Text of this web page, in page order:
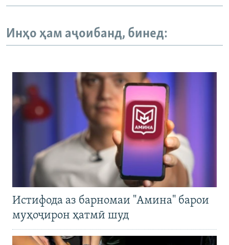
Инҳо ҳам аҷоибанд, бинед:
Истифода аз барномаи "Амина" барои
муҳоҷирон ҳатмӣ шуд